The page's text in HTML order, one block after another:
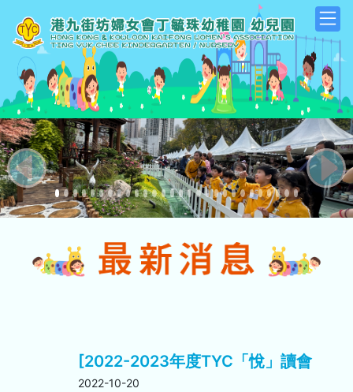
Previous Next
[2022-2023年度TYC「悅」讀會
2022-10-20